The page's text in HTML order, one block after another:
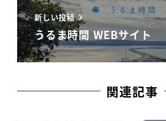
新しい投稿
うるま時間 WEBサイト
関連記事